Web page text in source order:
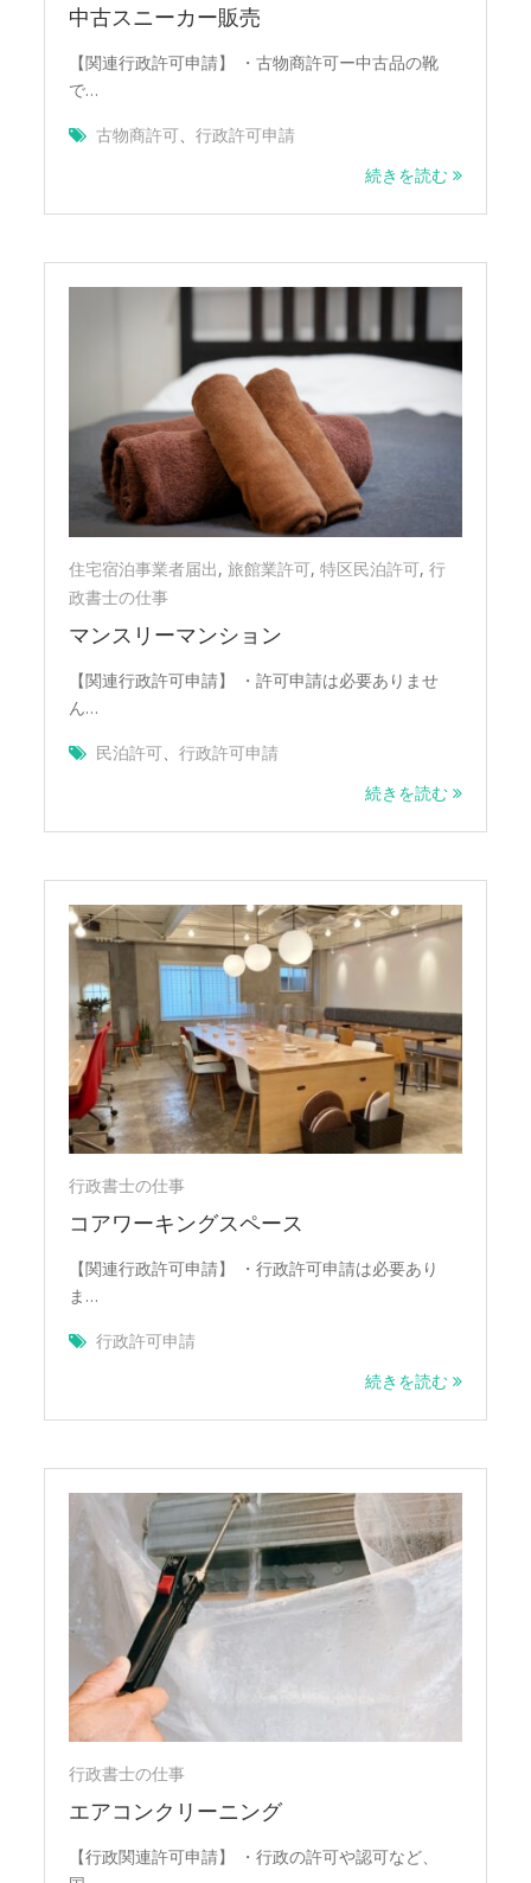
中古スニーカー販売
【関連行政許可申請】 ・古物商許可ー中古品の靴
で…
古物商許可、行政許可申請
続きを読む
住宅宿泊事業者届出,旅館業許可,特区民泊許可,行
政書士の仕事
マンスリーマンション
【関連行政許可申請】 ・許可申請は必要ありませ
ん…
民泊許可 、行政許可申請
続きを読む
行政書士の仕事
コアワーキングスペース
【関連行政許可申請】 ・行政許可申請は必要あり
ま…
行政許可申請
続きを読む
行政書士の仕事
エアコンクリーニング
【行政関連許可申請】 ・行政の許可や認可など、